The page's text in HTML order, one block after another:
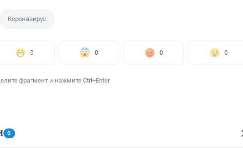
Коронавирус
0 0 0 0
фрагмент и нажмите Ctrl+Enter
0